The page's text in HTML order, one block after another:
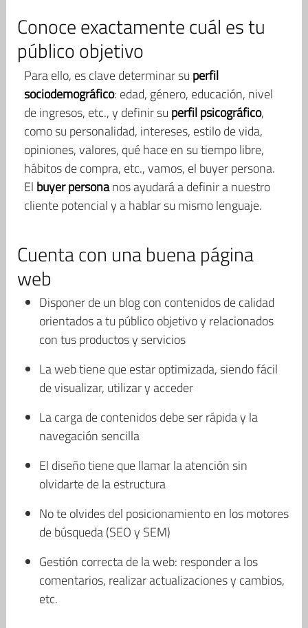
Conoce exactamente cuál es tu
público objetivo
Para ello, es clave determinar su perfil
sociodemográfico: edad, género, educación, nivel
de ingresos, etc., y definir su perfil psicográfico,
como su personalidad, intereses, estilo de vida,
opiniones, valores, qué hace en su tiempo libre,
hábitos de compra, etc., vamos, el buyer persona.
El buyer personanos ayudará a definir a nuestro
cliente potencial y a hablar su mismo lenguaje.
Cuenta con una buena página
web
Disponer de un blog con contenidos de calidad
orientados a tu público objetivo y relacionados
con tus productos y servicios
La web tiene que estar optimizada, siendo fácil
de visualizar, utilizar y acceder
La carga de contenidos debe ser rápida y la
navegación sencilla
El diseño tiene que llamar la atención sin
olvidarte de la estructura
No te olvides del posicionamiento en los motores
de búsqueda (SEO y SEM)
Gestión correcta de la web: responder a los
comentarios, realizar actualizaciones y cambios,
etc.